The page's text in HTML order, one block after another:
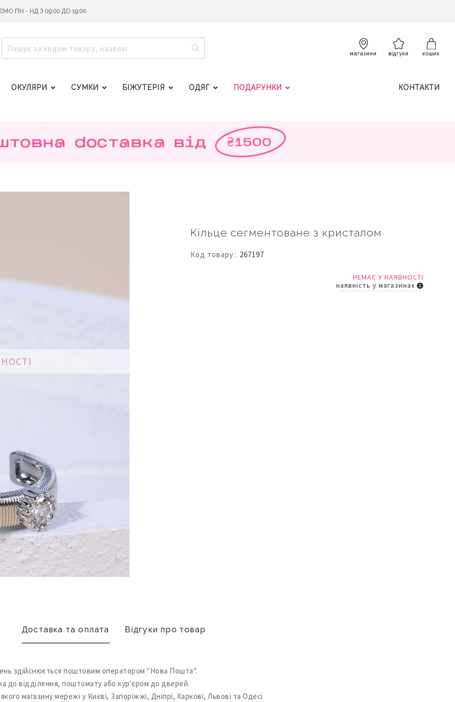
ПН - НД З 09:00 ДО 19:00
ПОШУК
магазини відгуки кошик
ОКУЛЯРИ СУМКИ БІЖУТЕРІЯ ОДЯГ ПОДАРУНКИ КОНТАКТИ
Кільце сегментоване з кристалом
Код товару 267197
НЕМАЄ У НАЯВНОСТІ
наявність у магазинах
Доставка та оплата Відгуки про товар
здійснюється поштовим оператором "Нова Пошта".
до відділення, поштомату або кур'єром до дверей.
магазину мережі у Києві, Запоріжжі, Дніпрі, Харкові, Львові та Одесі